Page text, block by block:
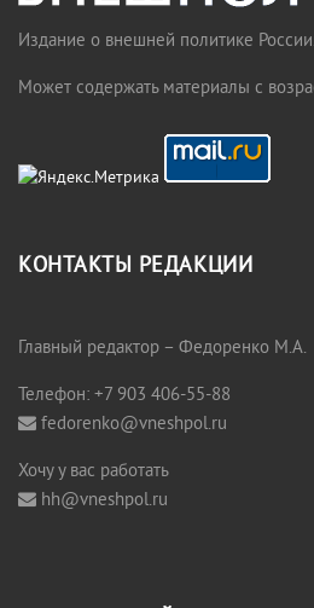
Издание о внешней политике
Может содержать материалы с
КОНТАКТЫ РЕДАКЦИИ
Главный редактор – Федоренко М.А.
Телефон: +7 903 406-55-88
fedorenko@vneshpol.ru
Хочу у вас работать
hh@vneshpol.ru